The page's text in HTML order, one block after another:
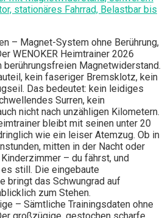
stationäres Fahrrad, Belastbar bis
– Magnet-System ohne Berührung,
WENOKER Heimtrainer 2026
Magnetwiderstand.
kein faseriger Bremsklotz, kein
Das bedeutet: kein leidiges
Surren, kein
nicht nach unzähligen Kilometern.
bleibt mit seinen unter 20
wie ein leiser Atemzug. Ob in
mitten in der Nacht oder
– du fährst, und
still. Die eingebaute
bringt das Schwungrad auf
zum Stehen.
– Sämtliche Trainingsdaten ohne